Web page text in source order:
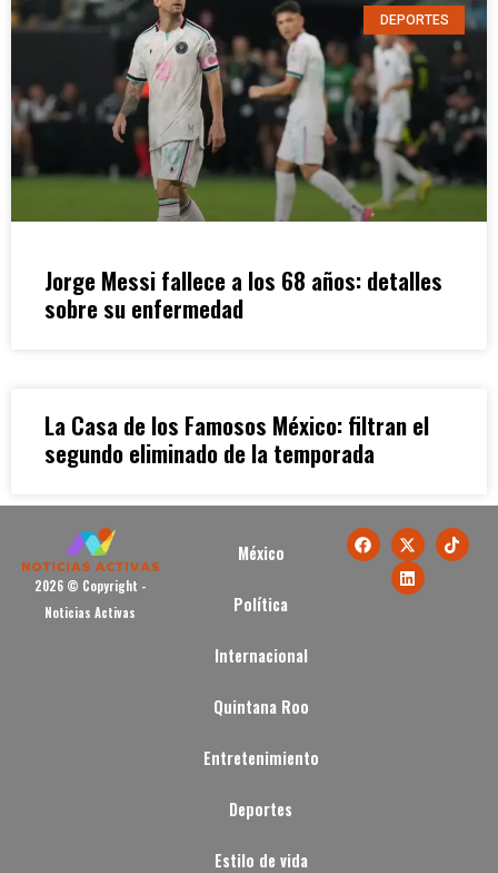
DEPORTES
Jorge Messi fallece a los 68 años: detalles
sobre su enfermedad
La Casa de los Famosos México: filtran el
segundo eliminado de la temporada
2026 © Copyright -
Noticias Activas
México
Política
Internacional
Quintana Roo
Entretenimiento
Deportes
Estilo de vida